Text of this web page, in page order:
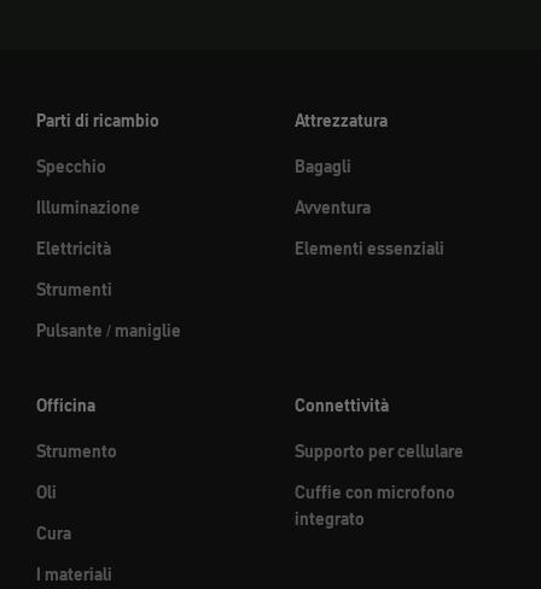
Parti di ricambio
Specchio
Illuminazione
Elettricità
Strumenti
Pulsante / maniglie
Attrezzatura
Bagagli
Avventura
Elementi essenziali
Officina
Strumento
Oli
Cura
I materiali
Connettività
Supporto per cellulare
Cuffie con microfono
integrato